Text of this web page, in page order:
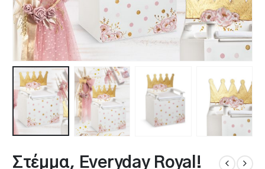
Στέμμα, Everyday Royal!